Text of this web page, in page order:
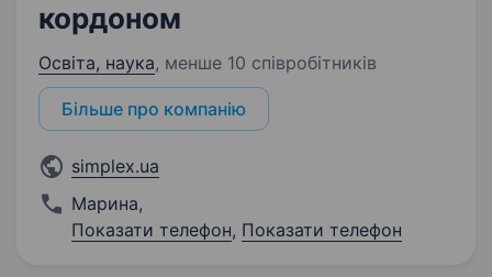
кордоном
Освіта, наука, менше 10 співробітників
Більше про компанію
simplex.ua
Марина,
Показати телефон, Показати телефон